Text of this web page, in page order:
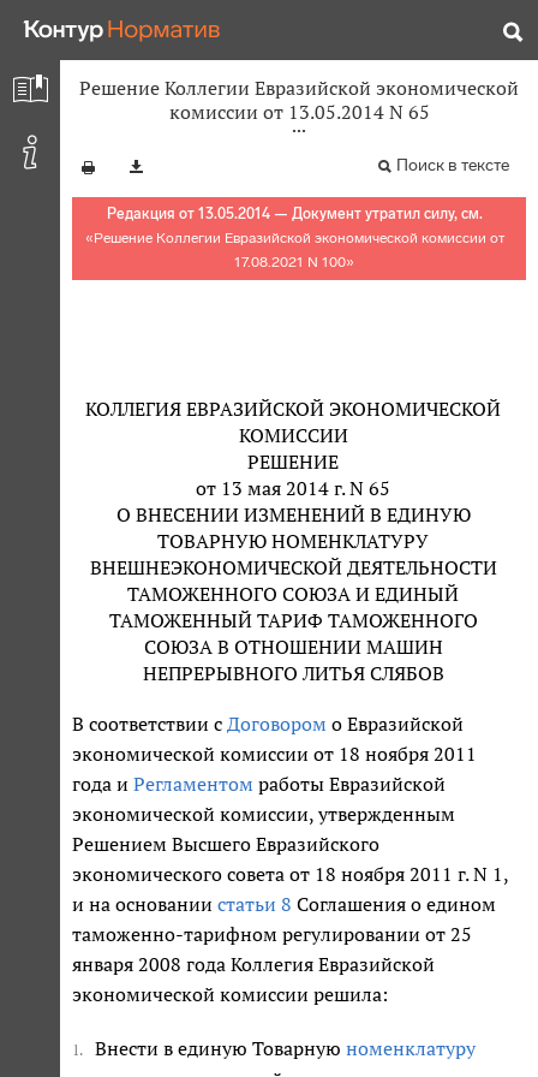
Решение Коллегии Евразийской экономической
комиссии от 13.05.2014 N 65
Поиск в тексте
Редакция от 13.05.2014 — Документ утратил силу, см.
«Решение Коллегии Евразийской экономической комиссии от
17.08.2021 N 100»
КОЛЛЕГИЯ ЕВРАЗИЙСКОЙ ЭКОНОМИЧЕСКОЙ
КОМИССИИ
РЕШЕНИЕ
от 13 мая 2014 г. N 65
О ВНЕСЕНИИ ИЗМЕНЕНИЙ В ЕДИНУЮ
ТОВАРНУЮ НОМЕНКЛАТУРУ
ВНЕШНЕЭКОНОМИЧЕСКОЙ ДЕЯТЕЛЬНОСТИ
ТАМОЖЕННОГО СОЮЗА И ЕДИНЫЙ
ТАМОЖЕННЫЙ ТАРИФ ТАМОЖЕННОГО
СОЮЗА В ОТНОШЕНИИ МАШИН
НЕПРЕРЫВНОГО ЛИТЬЯ СЛЯБОВ
В соответствии с Договором о Евразийской
экономической комиссии от 18 ноября 2011
года и Регламентом работы Евразийской
экономической комиссии, утвержденным
Решением Высшего Евразийского
экономического совета от 18 ноября 2011 г. N 1,
и на основании статьи 8 Соглашения о едином
таможенно-тарифном регулировании от 25
января 2008 года Коллегия Евразийской
экономической комиссии решила:
1. Внести в единую Товарную номенклатуру